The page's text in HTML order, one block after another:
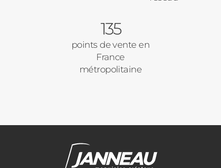
Volets Roulants
Pergolas
Cloture
Adresse des travaux
135
points de vente en
France
métropolitaine